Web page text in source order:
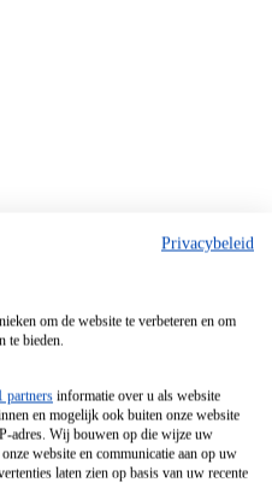
Privacybeleid
om de website te verbeteren en om
te bieden.
partners informatie over u als website
en mogelijk ook buiten onze website
adres. Wij bouwen op die wijze uw
website en communicatie aan op uw
laten zien op basis van uw recente